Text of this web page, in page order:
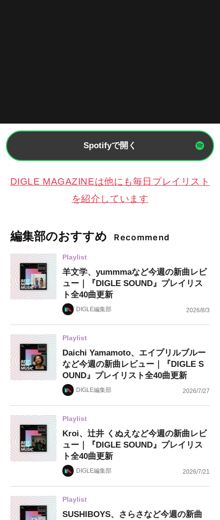
Spotifyで開く
DIGLE MAGAZINEは他にも毎日プレイリスト
を紹介しています
編集部のおすすめ Recommend
Playlist
羊文学、yummmaなど今週の新曲レビ
ュー｜『DIGLE SOUND』プレイリス
ト全40曲更新
DIGLE編集部 2026/8/3
Playlist
Daichi Yamamoto、エイプリルブルー
など今週の新曲レビュー｜『DIGLE S
OUND』プレイリスト全40曲更新
DIGLE編集部 2026/7/27
Playlist
Kroi、辻井 くぬえなど今週の新曲レビ
ュー｜『DIGLE SOUND』プレイリス
ト全40曲更新
DIGLE編集部 2026/7/21
Playlist
SUSHIBOYS、さらさなど今週の新曲